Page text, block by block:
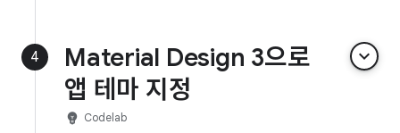
4
Material Design 3으로
앱 테마 지정
keyboard_arrow_down
emoji_objects Codelab